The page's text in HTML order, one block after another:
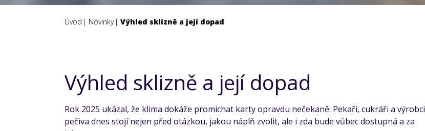
Úvod Novinky Výhled sklizně a její dopad
Výhled sklizně a její dopad
Rok 2025 ukázal, že klima dokáže promíchat karty opravdu nečekaně. Pekaři, cukráři a výrobci
pečiva dnes stojí nejen před otázkou, jakou náplň zvolit, ale i zda bude vůbec dostupná a za